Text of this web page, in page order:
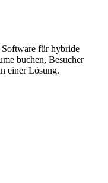
für hybride
buchen, Besucher
einer Lösung.